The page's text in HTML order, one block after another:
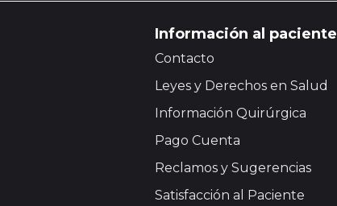
Información al paciente
Contacto
Leyes y Derechos en Salud
Información Quirúrgica
Pago Cuenta
Reclamos y Sugerencias
Satisfacción al Paciente